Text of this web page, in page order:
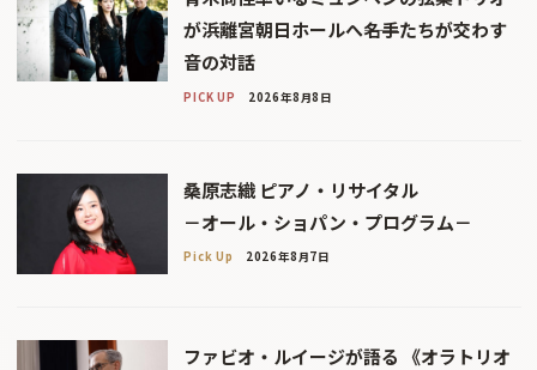
が浜離宮朝日ホールへ――名手たちが交わす
音の対話
PICK UP 2026年8月8日
桑原志織 ピアノ・リサイタル
－オール・ショパン・プログラム－
Pick Up 2026年8月7日
ファビオ・ルイージが語る 《オラトリオ